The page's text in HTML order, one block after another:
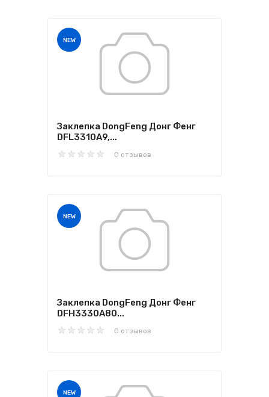
NEW
Заклепка DongFeng Донг Фенг
DFL3310A9,...
0 отзывов
NEW
Заклепка DongFeng Донг Фенг
DFH3330A80...
0 отзывов
NEW